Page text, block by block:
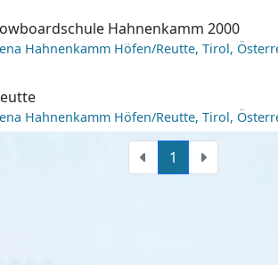
Hahnenkamm 2000
Hahnenkamm Höfen/Reutte, Tirol,
Hahnenkamm Höfen/Reutte, Tirol,
1